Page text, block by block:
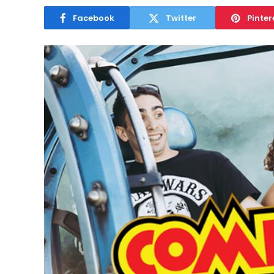
Facebook Twitter